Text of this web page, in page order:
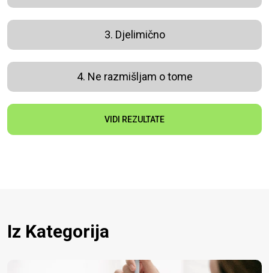
3. Djelimično
4. Ne razmišljam o tome
VIDI REZULTATE
Iz Kategorija